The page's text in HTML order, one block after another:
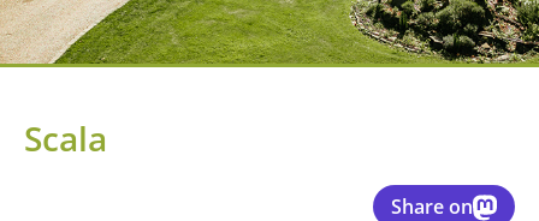
Scala
Share on